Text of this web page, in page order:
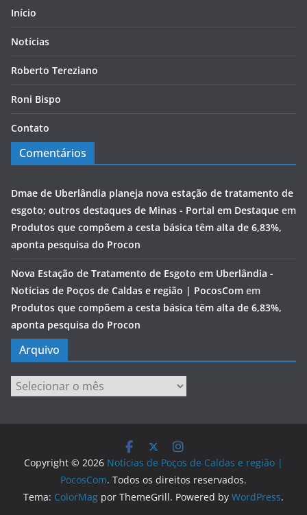
Início
Notícias
Roberto Tereziano
Roni Bispo
Contato
Comentários
Dmae de Uberlândia planeja nova estação de tratamento de
esgoto; outros destaques de Minas - Portal em Destaque em
Produtos que compõem a cesta básica têm alta de 6,83%,
aponta pesquisa do Procon
Nova Estação de Tratamento de Esgoto em Uberlândia -
Notícias de Poços de Caldas e região | PocosCom em
Produtos que compõem a cesta básica têm alta de 6,83%,
aponta pesquisa do Procon
Arquivo
Arquivo
Copyright © 2026 Notícias de Poços de Caldas e região |
PocosCom. Todos os direitos reservados.
Tema: ColorMag por ThemeGrill. Powered by WordPress.